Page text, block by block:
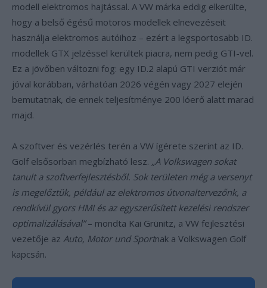
modell elektromos hajtással. A VW márka eddig elkerülte,
hogy a belső égésű motoros modellek elnevezéseit
használja elektromos autóihoz – ezért a legsportosabb ID.
modellek GTX jelzéssel kerültek piacra, nem pedig GTI-vel.
Ez a jövőben változni fog: egy ID.2 alapú GTI verziót már
jóval korábban, várhatóan 2026 végén vagy 2027 elején
bemutatnak, de ennek teljesítménye 200 lóerő alatt marad
majd.
A szoftver és vezérlés terén a VW ígérete szerint az ID.
Golf elsősorban megbízható lesz. „A Volkswagen sokat
tanult a szoftverfejlesztésből. Sok területen még a versenyt
is megelőztük, például az elektromos útvonaltervezőnk, a
rendkívül gyors HMI és az egyszerűsített kezelési rendszer
optimalizálásával”– mondta Kai Grünitz, a VW fejlesztési
vezetője az Auto, Motor und Sportnak a Volkswagen Golf
kapcsán.